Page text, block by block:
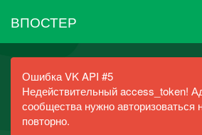
ВПОСТЕР
Ошибка VK API #5
Недействительный access_token!
сообщества нужно авторизоваться
повторно.